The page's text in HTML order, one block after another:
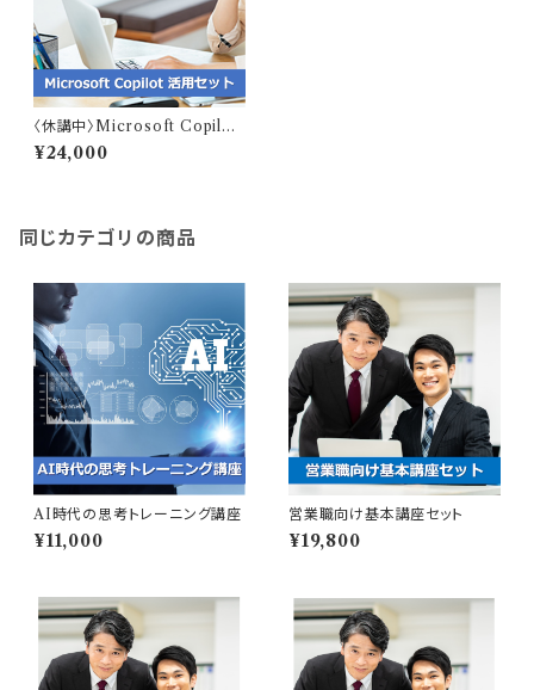
〈休講中〉Microsoft Copilot
講座
¥24,000
同じカテゴリの商品
AI時代の思考トレーニング講座
¥11,000
営業職向け基本講座セット
¥19,800